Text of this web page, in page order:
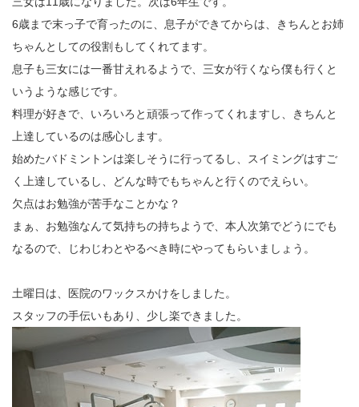
6歳まで末っ子で育ったのに、息子ができてからは、きちんとお姉
ちゃんとしての役割もしてくれてます。
息子も三女には一番甘えれるようで、三女が行くなら僕も行くと
いうような感じです。
料理が好きで、いろいろと頑張って作ってくれますし、きちんと
上達しているのは感心します。
始めたバドミントンは楽しそうに行ってるし、スイミングはすご
く上達しているし、どんな時でもちゃんと行くのでえらい。
欠点はお勉強が苦手なことかな？
まぁ、お勉強なんて気持ちの持ちようで、本人次第でどうにでも
なるので、じわじわとやるべき時にやってもらいましょう。
土曜日は、医院のワックスかけをしました。
スタッフの手伝いもあり、少し楽できました。